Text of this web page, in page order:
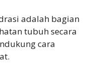
adalah bagian
tubuh secara
cara